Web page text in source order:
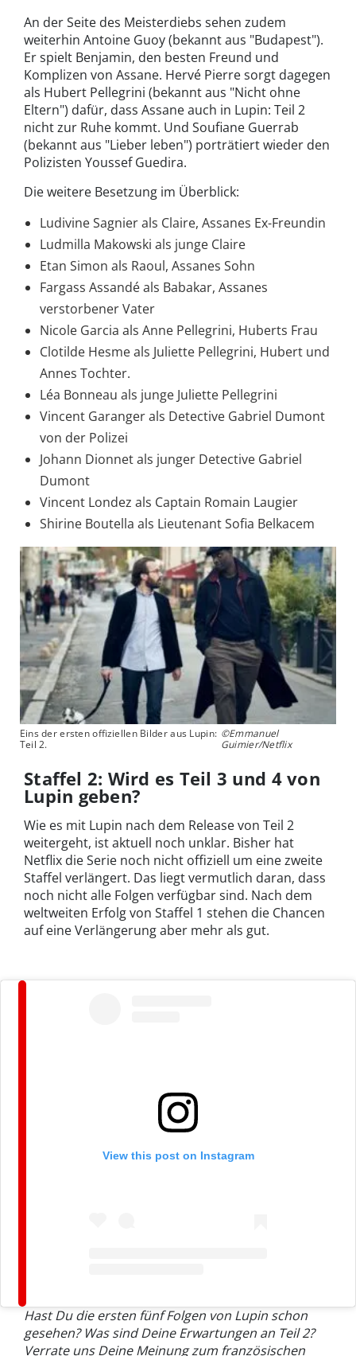
An der Seite des Meisterdiebs sehen zudem
weiterhin Antoine Guoy (bekannt aus "Budapest").
Er spielt Benjamin, den besten Freund und
Komplizen von Assane. Hervé Pierre sorgt dagegen
als Hubert Pellegrini (bekannt aus "Nicht ohne
Eltern") dafür, dass Assane auch in Lupin: Teil 2
nicht zur Ruhe kommt. Und Soufiane Guerrab
(bekannt aus "Lieber leben") porträtiert wieder den
Polizisten Youssef Guedira.
Die weitere Besetzung im Überblick:
Ludivine Sagnier als Claire, Assanes Ex-Freundin
Ludmilla Makowski als junge Claire
Etan Simon als Raoul, Assanes Sohn
Fargass Assandé als Babakar, Assanes
verstorbener Vater
Nicole Garcia als Anne Pellegrini, Huberts Frau
Clotilde Hesme als Juliette Pellegrini, Hubert und
Annes Tochter.
Léa Bonneau als junge Juliette Pellegrini
Vincent Garanger als Detective Gabriel Dumont
von der Polizei
Johann Dionnet als junger Detective Gabriel
Dumont
Vincent Londez als Captain Romain Laugier
Shirine Boutella als Lieutenant Sofia Belkacem
Eins der ersten offiziellen Bilder aus Lupin:
Teil 2.
©Emmanuel
Guimier/Netflix
Staffel 2: Wird es Teil 3 und 4 von
Lupin geben?
Wie es mit Lupin nach dem Release von Teil 2
weitergeht, ist aktuell noch unklar. Bisher hat
Netflix die Serie noch nicht offiziell um eine zweite
Staffel verlängert. Das liegt vermutlich daran, dass
noch nicht alle Folgen verfügbar sind. Nach dem
weltweiten Erfolg von Staffel 1 stehen die Chancen
auf eine Verlängerung aber mehr als gut.
View this post on Instagram
Hast Du die ersten fünf Folgen von Lupin schon
gesehen? Was sind Deine Erwartungen an Teil 2?
Verrate uns Deine Meinung zum französischen